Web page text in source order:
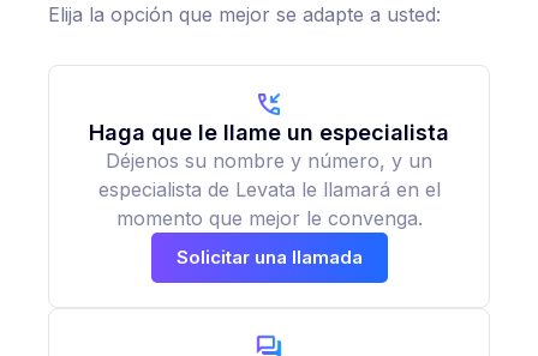
Elija la opción que mejor se adapte a usted:
Haga que le llame un especialista
Déjenos su nombre y número, y un
especialista de Levata le llamará en el
momento que mejor le convenga.
Solicitar una llamada